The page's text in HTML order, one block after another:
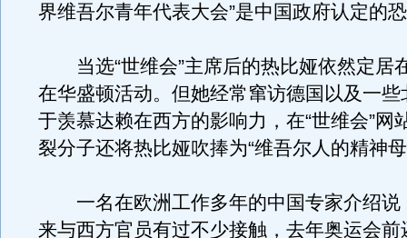
界维吾尔青年代表大会”是中国政府认定的
当选“世维会”主席后的热比娅依然定居
在华盛顿活动。但她经常窜访德国以及一些
于羡慕达赖在西方的影响力，在“世维会”网
裂分子还将热比娅吹捧为“维吾尔人的精神
一名在欧洲工作多年的中国专家介绍说
来与西方官员有过不少接触，去年奥运会前